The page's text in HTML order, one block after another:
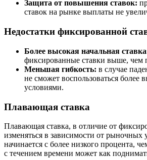
Защита от повышения ставок:
ставок на рынке выплаты не
Недостатки фиксированной
Более высокая начальная
фиксированные ставки выше, чем
Меньшая гибкость: в случае
не сможет воспользоваться более
условиями.
Плавающая ставка
Плавающая ставка, в отличие от
изменяться в зависимости от рыночных
начинается с более низкого процента,
с течением времени может как